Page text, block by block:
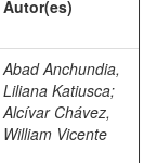
Autor(es)
Abad Anchundia,
Liliana Katiusca;
Alcívar Chávez,
William Vicente